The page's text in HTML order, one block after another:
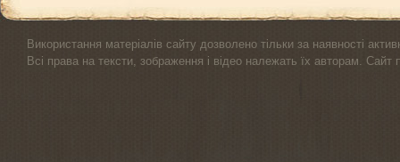
Використання матеріалів сайту дозволено тільки за наявності
Всі права на тексти, зображення і відео належать їх авторам.